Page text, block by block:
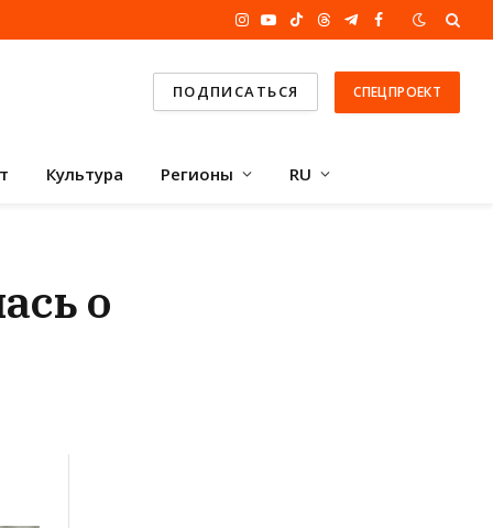
Instagram
YouTube
TikTokThreadsTelegram
Facebook
ПОДПИСАТЬСЯ СПЕЦПРОЕКТ
Культура Регионы RU
о